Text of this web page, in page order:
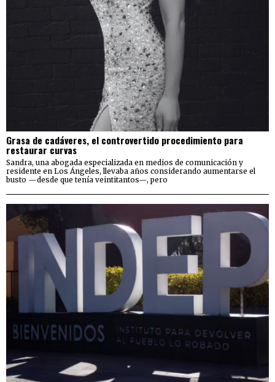
Grasa de cadáveres, el controvertido procedimiento para
restaurar curvas
Sandra, una abogada especializada en medios de comunicación y
residente en Los Ángeles, llevaba años considerando aumentarse el
busto —desde que tenía veintitantos—, pero